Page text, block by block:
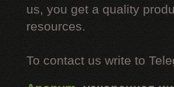
us, you get a quality
resources.
To contact us write to